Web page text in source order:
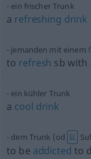
ein frischer Trunk
a refreshing drink
jemanden mit einem
to refresh sb with
ein kühler Trunk
a cool drink
dem Trunk (od SL
to be addicted to